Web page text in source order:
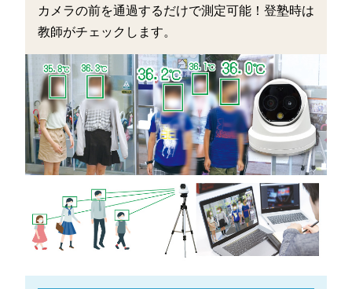
カメラの前を通過するだけで測定可能！登塾時は
教師がチェック します。